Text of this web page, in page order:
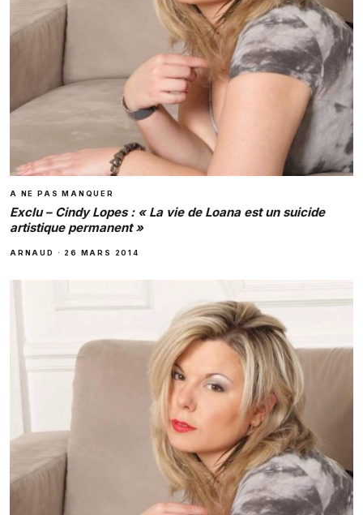
A NE PAS MANQUER
Exclu – Cindy Lopes : « La vie de Loana est un suicide
artistique permanent »
ARNAUD · 26 MARS 2014